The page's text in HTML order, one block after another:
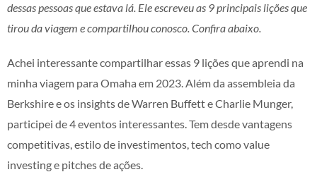
dessas pessoas que estava lá. Ele escreveu as 9 principais lições que
tirou da viagem e compartilhou conosco. Confira abaixo.
Achei interessante compartilhar essas 9 lições que aprendi na
minha viagem para Omaha em 2023. Além da assembleia da
Berkshire e os insights de Warren Buffett e Charlie Munger,
participei de 4 eventos interessantes. Tem desde vantagens
competitivas, estilo de investimentos, tech como value
investing e pitches de ações.